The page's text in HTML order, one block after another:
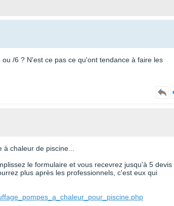
/6 ? N'est ce pas ce qu'ont tendance à faire les
chaleur de piscine...
le formulaire et vous recevrez jusqu'à 5 devis
plus après les professionnels, c'est eux qui